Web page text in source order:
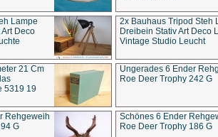
Lampe
Deco
2x Bauhaus Tripod Steh
Dreibein Stativ Art Deco
Vintage Studio Leucht
21 Cm
5319 19
Ungerades 6 Ender
Roe Deer Trophy 242 G
Rehgeweih
G
Schönes 6 Ender
Roe Deer Trophy 186 G